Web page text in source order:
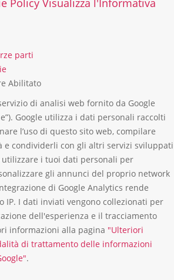
parti
Abilitato
di analisi web fornito da Google
Google utilizza i dati personali raccolti
l’uso di questo sito web, compilare
e condividerli con gli altri servizi sviluppati
utilizzare i tuoi dati personali per
gli annunci del proprio network
di Google Analytics rende
IP. I dati inviati vengono collezionati per
dell'esperienza e il tracciamento
informazioni alla pagina "Ulteriori
di trattamento delle informazioni
.